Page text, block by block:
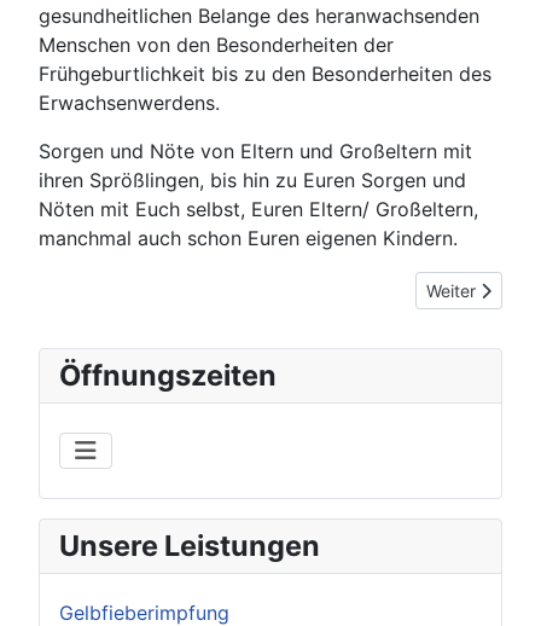
gesundheitlichen Belange des heranwachsenden
Menschen von den Besonderheiten der
Frühgeburtlichkeit bis zu den Besonderheiten des
Erwachsenwerdens.
Sorgen und Nöte von Eltern und Großeltern mit
ihren Sprößlingen, bis hin zu Euren Sorgen und
Nöten mit Euch selbst, Euren Eltern/ Großeltern,
manchmal auch schon Euren eigenen Kindern.
Nächster
Weiter
Öffnungszeiten
Unsere Leistungen
Gelbfieberimpfung